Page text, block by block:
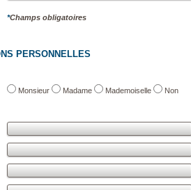
*Champs obligatoires
PERSONNELLES
Monsieur Madame Mademoiselle Non